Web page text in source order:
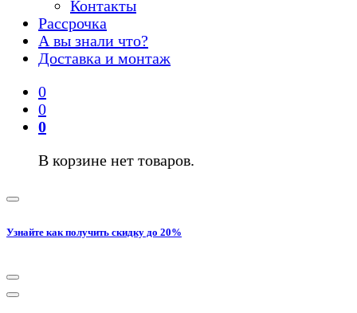
Контакты
Рассрочка
А вы знали что?
Доставка и монтаж
0
0
0
В корзине нет товаров.
Узнайте как получить скидку до 20%